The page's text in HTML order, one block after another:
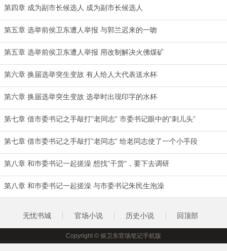
第四章 成为副市长候选人 成为副市长候选人
第五章 选举前侯卫东遭人举报 与郭兰迟来的一吻
第五章 选举前侯卫东遭人举报 用改制解决火佛煤矿
第六章 换届选举突生变故 有人给人大代表送水杯
第六章 换届选举突生变故 选举时出现印字的水杯
第七章 借市委书记之手敲打”老同志” 市委书记眼中的”刺儿头”
第七章 借市委书记之手敲打”老同志” 给老同志使了一个小手段
第八章 和巿委书记一起搓澡 想找”干货”，要下去调研
第八章 和巿委书记一起搓澡 与市委书记朱民生泡澡
无忧书城 官场小说 历史小说 回顶部
Copyright © 侯卫东官场笔记手机版